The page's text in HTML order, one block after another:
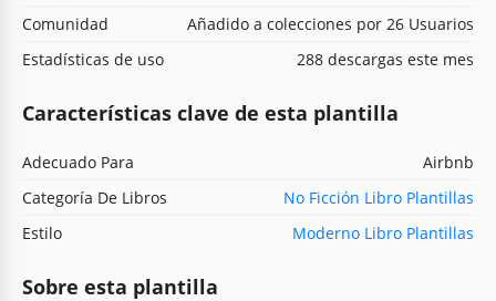
Comunidad
Añadido a colecciones por 26 Usuarios
Estadísticas de uso
288 descargas este mes
Características clave de esta plantilla
Adecuado Para
Airbnb
Categoría De Libros
No Ficción Libro Plantillas
Estilo
Moderno Libro Plantillas
Sobre esta plantilla